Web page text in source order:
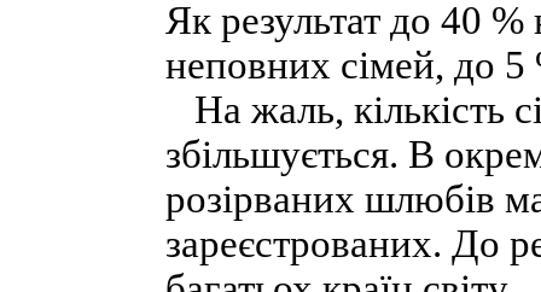
Як результат до 40
неповних сімей, до 5
На жаль, кількість
збільшується. В
розірваних шлюбів
зареєстрованих. До